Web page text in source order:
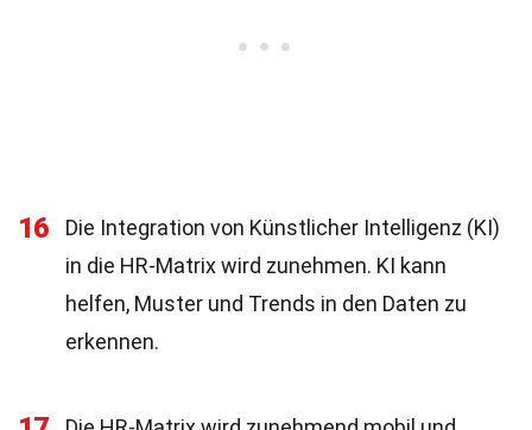
16
Die Integration von Künstlicher Intelligenz (KI)
in die HR-Matrix wird zunehmen. KI kann
helfen, Muster und Trends in den Daten zu
erkennen.